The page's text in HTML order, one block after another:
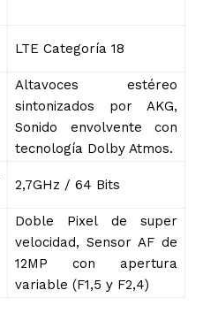
LTE Categoría 18
Altavoces estéreo
sintonizados por AKG,
Sonido envolvente con
tecnología Dolby Atmos.
2,7GHz / 64 Bits
Doble Pixel de super
velocidad, Sensor AF de
12MP con apertura
variable (F1,5 y F2,4)